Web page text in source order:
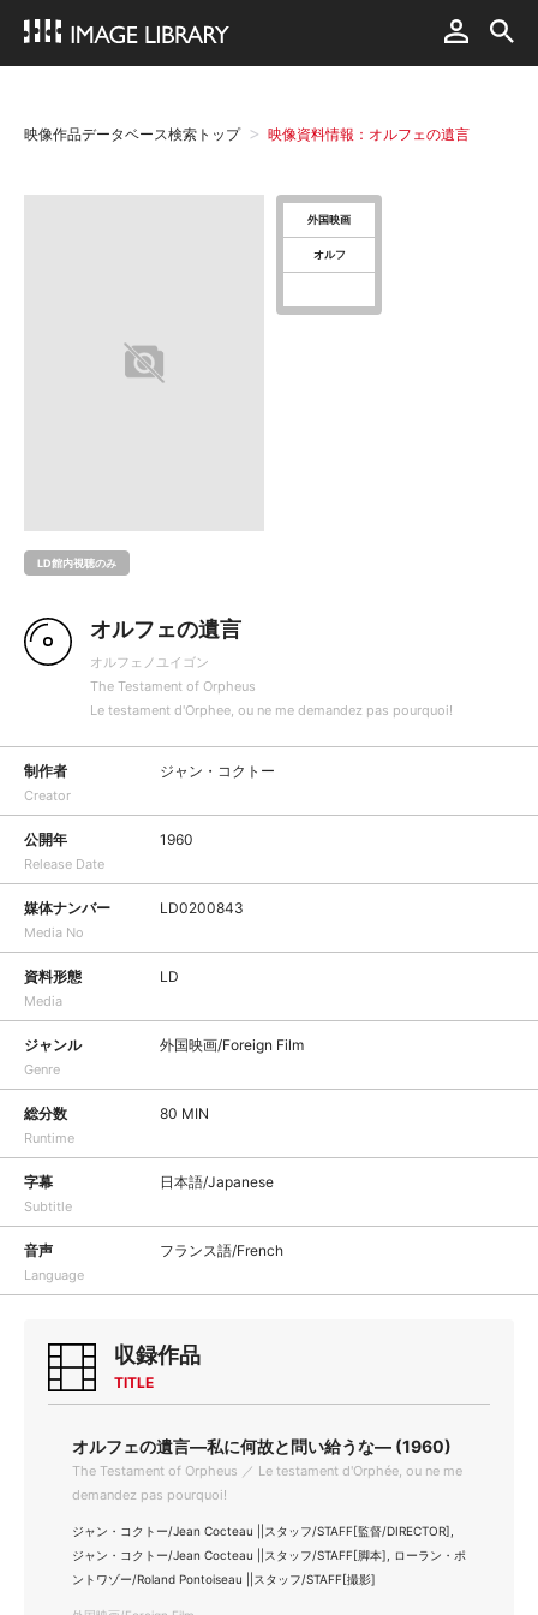
映像作品データベース検索トップ 映像資料情報：オルフェの遺言
LD館内視聴のみ
外国映画
オルフ
オルフェの遺言
オルフェノユイゴン
The Testament of Orpheus
Le testament d'Orphee, ou ne me demandez pas pourquoi!
制作者
Creator
ジャン・コクトー
公開年
Release Date
1960
媒体ナンバー
Media No
LD0200843
資料形態
Media
LD
ジャンル
Genre
外国映画/Foreign Film
総分数
Runtime
80 MIN
字幕
Subtitle
日本語/Japanese
音声
Language
フランス語/French
収録作品
TITLE
オルフェの遺言―私に何故と問い給うな― (1960)
The Testament of Orpheus ／ Le testament d'Orphée, ou ne me
demandez pas pourquoi!
ジャン・コクトー/Jean Cocteau ||スタッフ/STAFF[監督/DIRECTOR],
ジャン・コクトー/Jean Cocteau ||スタッフ/STAFF[脚本], ローラン・ポ
ントワゾー/Roland Pontoiseau ||スタッフ/STAFF[撮影]